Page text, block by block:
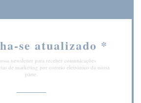
se atualizado *
newsletter para receber comunicações
de marketing por correio eletrónico da nossa
parte.